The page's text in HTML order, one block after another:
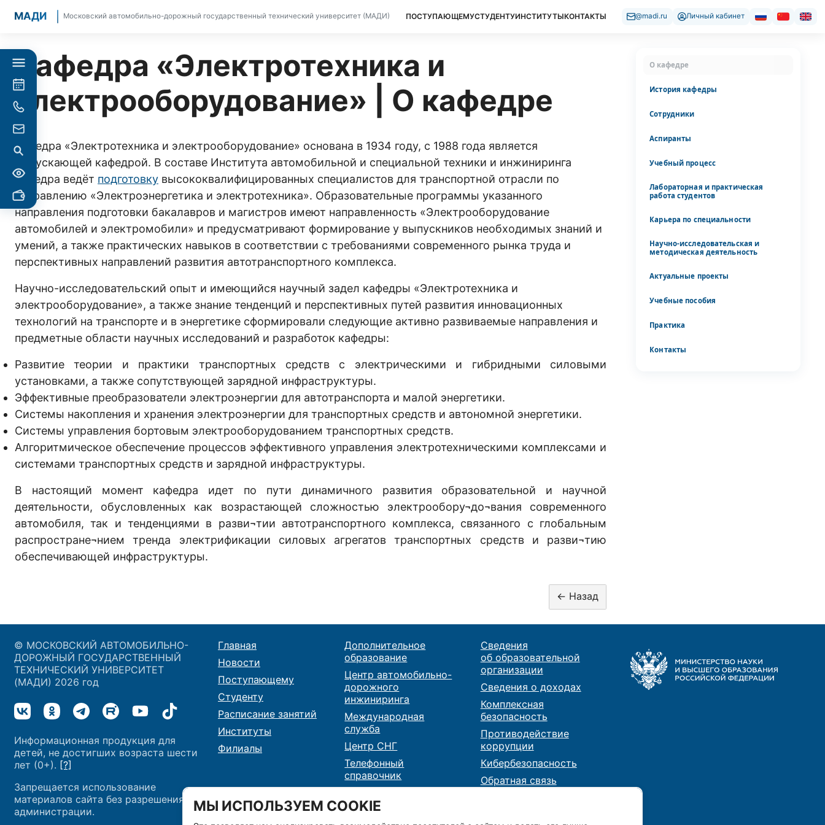
МАДИ Московский автомобильно-дорожный государственный технический университет (МАДИ) ПОСТУПАЮЩЕМУСТУДЕНТУИНСТИТУТЫКОНТАКТЫ @madi.ru Личный кабинет
Кафедра «Электротехника и
электрооборудование» | О кафедре
Кафедра «Электротехника и электрооборудование» основана в 1934 году, с 1988 года является
выпускающей кафедрой. В составе Института автомобильной и специальной техники и инжиниринга
кафедра ведёт подготовку высококвалифицированных специалистов для транспортной отрасли по
направлению «Электроэнергетика и электротехника». Образовательные программы указанного
направления подготовки бакалавров и магистров имеют направленность «Электрооборудование
автомобилей и электромобили» и предусматривают формирование у выпускников необходимых знаний и
умений, а также практических навыков в соответствии с требованиями современного рынка труда и
перспективных направлений развития автотранспортного комплекса.
Научно-исследовательский опыт и имеющийся научный задел кафедры «Электротехника и
электрооборудование», а также знание тенденций и перспективных путей развития инновационных
технологий на транспорте и в энергетике сформировали следующие активно развиваемые направления и
предметные области научных исследований и разработок кафедры:
Развитие теории и практики транспортных средств с электрическими и гибридными силовыми
установками, а также сопутствующей зарядной инфраструктуры.
Эффективные преобразователи электроэнергии для автотранспорта и малой энергетики.
Системы накопления и хранения электроэнергии для транспортных средств и автономной энергетики.
Системы управления бортовым электрооборудованием транспортных средств.
Алгоритмическое обеспечение процессов эффективного управления электротехническими комплексами и
системами транспортных средств и зарядной инфраструктуры.
В настоящий момент кафедра идет по пути динамичного развития образовательной и научной
деятельности, обусловленных как возрастающей сложностью электрообору¬до¬вания современного
автомобиля, так и тенденциями в разви¬тии автотранспортного комплекса, связанного с глобальным
распростране¬нием тренда электрификации силовых агрегатов транспортных средств и разви¬тию
обеспечивающей инфраструктуры.
О кафедре
История кафедры
Сотрудники
Аспиранты
Учебный процесс
Лабораторная и практическая
работа студентов
Карьера по специальности
Научно-исследовательская и
методическая деятельность
Актуальные проекты
Учебные пособия
Практика
Контакты
МЫ ИСПОЛЬЗУЕМ COOKIE
© МОСКОВСКИЙ АВТОМОБИЛЬНО-
ДОРОЖНЫЙ ГОСУДАРСТВЕННЫЙ
ТЕХНИЧЕСКИЙ УНИВЕРСИТЕТ
(МАДИ) 2026 год
Информационная продукция для
детей, не достигших возраста шести
лет (0+). [?]
Запрещается использование
материалов сайта без разрешения
администрации.
Главная
Новости
Поступающему
Студенту
Расписание занятий
Институты
Филиалы
Дополнительное
образование
Центр автомобильно-
дорожного
инжиниринга
Международная
служба
Центр СНГ
Телефонный
справочник
RSS
Сведения
об образовательной
организации
Сведения о доходах
Комплексная
безопасность
Противодействие
коррупции
Кибербезопасность
Обратная связь